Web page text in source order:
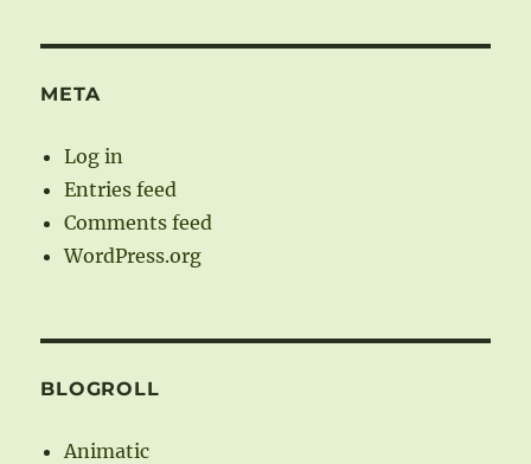
META
Log in
Entries feed
Comments feed
WordPress.org
BLOGROLL
Animatic